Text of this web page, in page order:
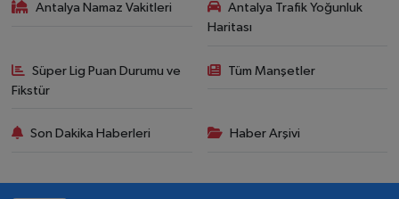
Antalya Namaz Vakitleri
Antalya Trafik Yoğunluk
Haritası
Süper Lig Puan Durumu ve
Fikstür
Tüm Manşetler
Son Dakika Haberleri Haber Arşivi